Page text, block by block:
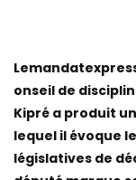
onseil de
Kipré a produit
lequel il évoque
législatives de